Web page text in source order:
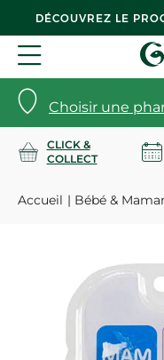
DÉCOUVREZ LE
Choisir une
CLICK &
COLLECT
Accueil Bébé &